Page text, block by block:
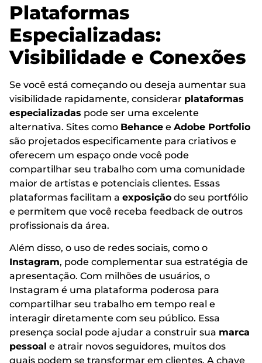
Plataformas
Especializadas:
Visibilidade e Conexões
Se você está começando ou deseja aumentar sua
visibilidade rapidamente, considerar plataformas
especializadas pode ser uma excelente
alternativa. Sites como Behance e Adobe Portfolio
são projetados especificamente para criativos e
oferecem um espaço onde você pode
compartilhar seu trabalho com uma comunidade
maior de artistas e potenciais clientes. Essas
plataformas facilitam a exposição do seu portfólio
e permitem que você receba feedback de outros
profissionais da área.
Além disso, o uso de redes sociais, como o
Instagram, pode complementar sua estratégia de
apresentação. Com milhões de usuários, o
Instagram é uma plataforma poderosa para
compartilhar seu trabalho em tempo real e
interagir diretamente com seu público. Essa
presença social pode ajudar a construir sua marca
pessoal e atrair novos seguidores, muitos dos
quais podem se transformar em clientes. A chave